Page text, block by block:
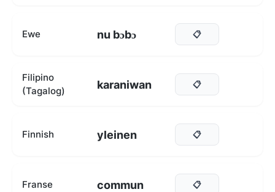
Ewe nu bɔbɔ 📋
Filipino
(Tagalog)
karaniwan 📋
Finnish yleinen 📋
Franse commun 📋